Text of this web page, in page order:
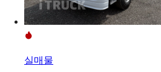
실매물